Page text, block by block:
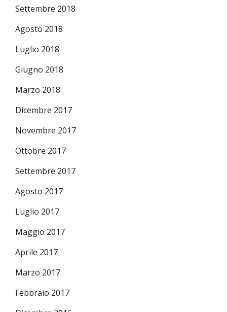
Settembre 2018
Agosto 2018
Luglio 2018
Giugno 2018
Marzo 2018
Dicembre 2017
Novembre 2017
Ottobre 2017
Settembre 2017
Agosto 2017
Luglio 2017
Maggio 2017
Aprile 2017
Marzo 2017
Febbraio 2017